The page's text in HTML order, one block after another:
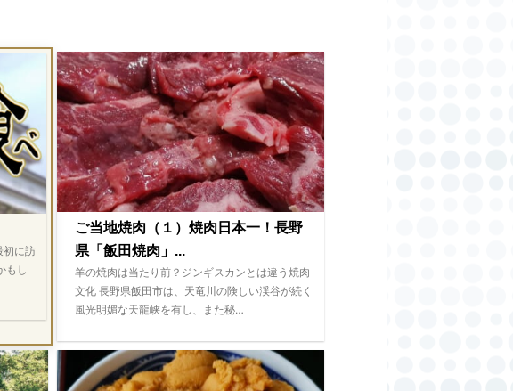
初に訪
もし
ご当地焼肉（１）焼肉日本一！長野
県「飯田焼肉」...
羊の焼肉は当たり前？ジンギスカンとは違う焼肉
文化 長野県飯田市は、天竜川の険しい渓谷が続く
風光明媚な天龍峡を有し、また秘…